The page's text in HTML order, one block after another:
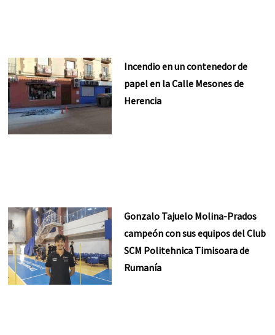
Incendio en un contenedor de
papel en la Calle Mesones de
Herencia
Gonzalo Tajuelo Molina-Prados
campeón con sus equipos del Club
SCM Politehnica Timisoara de
Rumanía